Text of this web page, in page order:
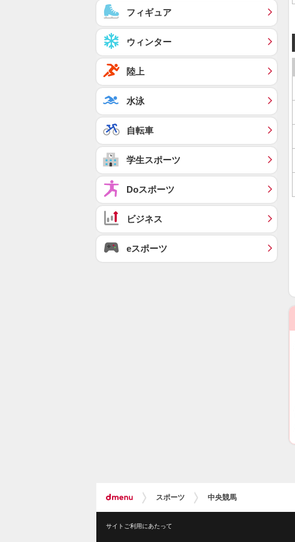
フィギュア
ウィンター
陸上
水泳
自転車
学生スポーツ
Doスポーツ
ビジネス
eスポーツ
スポーツ 中央競馬
サイトご利用にあたって